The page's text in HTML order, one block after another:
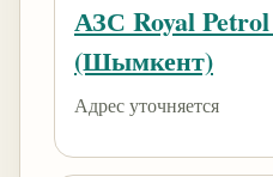
АЗС Royal
(Шымкент)
Адрес уточняется